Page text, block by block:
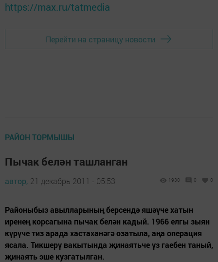
https://max.ru/tatmedia
Перейти на страницу новости
РАЙОН ТОРМЫШЫ
Пычак белән ташланган
автор, 21 декабрь 2011 - 05:53 1930 0 0
Районыбыз авылларының берсендә яшәүче хатын
иренең корсагына пычак белән кадый. 1966 елгы зыян
күрүче тиз арада хастаханәгә озатыла, аңа операция
ясала. Тикшерү вакытында җинаятьче үз гаебен таный,
җинаять эше кузгатылган.